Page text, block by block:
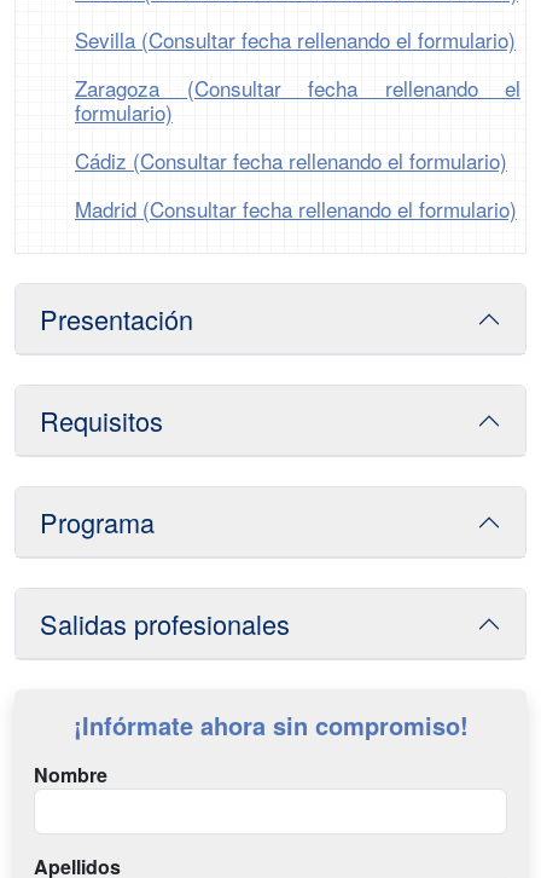
Sevilla (Consultar fecha rellenando el formulario)
Zaragoza (Consultar fecha rellenando el
formulario)
Cádiz (Consultar fecha rellenando el formulario)
Madrid (Consultar fecha rellenando el formulario)
Presentación
Requisitos
Programa
Salidas profesionales
¡Infórmate ahora sin compromiso!
Nombre
Apellidos